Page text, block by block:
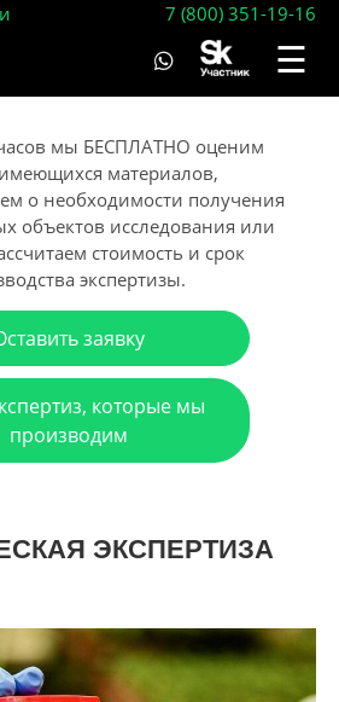
7 (800) 351-19-16
☰
мы БЕСПЛАТНО оценим
материалов,
о необходимости получения
объектов исследования или
стоимость и срок
экспертизы.
заявку
которые мы
производим
ЭКСПЕРТИЗА